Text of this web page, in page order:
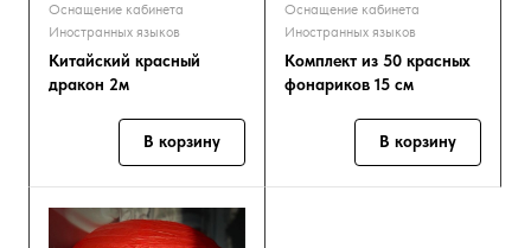
Оснащение кабинета
Иностранных языков
Китайский красный
дракон 2м
В корзину
Оснащение кабинета
Иностранных языков
Комплект из 50 красных
фонариков 15 см
В корзину